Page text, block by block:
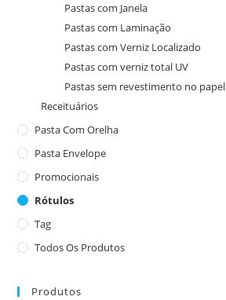
Pastas com Janela
Pastas com Laminação
Pastas com Verniz Localizado
Pastas com verniz total UV
Pastas sem revestimento no papel
Receituários
Pasta Com Orelha
Pasta Envelope
Promocionais
Rótulos
Tag
Todos Os Produtos
Produtos